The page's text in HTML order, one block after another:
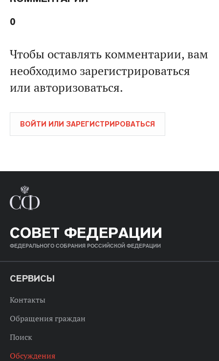
0
Чтобы оставлять комментарии, вам
необходимо зарегистрироваться
или авторизоваться.
ВОЙТИ ИЛИ ЗАРЕГИСТРИРОВАТЬСЯ
СОВЕТ ФЕДЕРАЦИИ
ФЕДЕРАЛЬНОГО СОБРАНИЯ РОССИЙСКОЙ ФЕДЕРАЦИИ
СЕРВИСЫ
Контакты
Обращения граждан
Поиск
Обсуждения